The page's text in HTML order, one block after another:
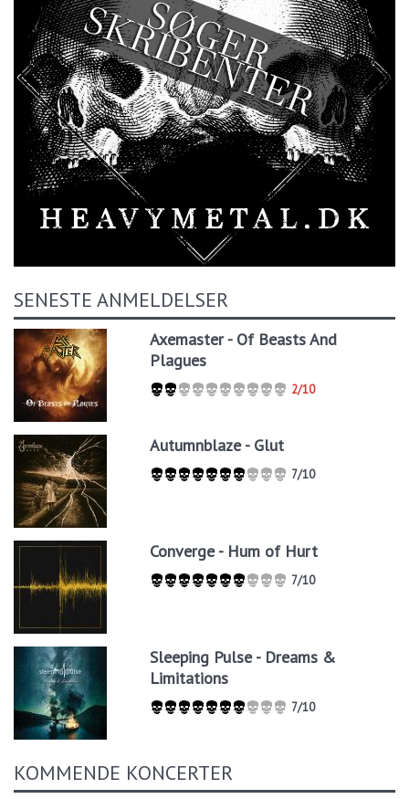
SENESTE ANMELDELSER
Axemaster - Of Beasts And
Plagues
2/10
Autumnblaze - Glut
7/10
Converge - Hum of Hurt
7/10
Sleeping Pulse - Dreams &
Limitations
7/10
KOMMENDE KONCERTER